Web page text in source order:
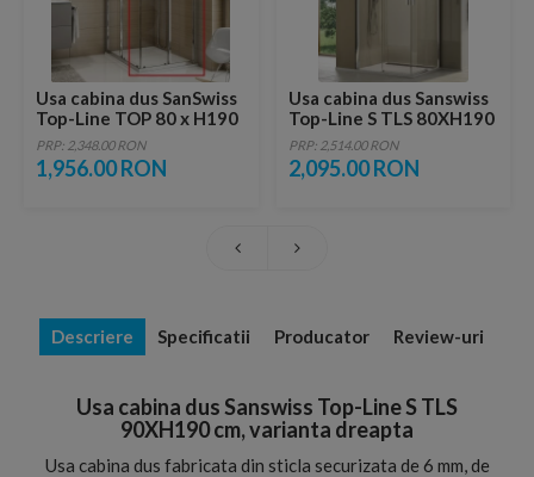
Usa cabina dus SanSwiss
Top-Line TOP 80 x H190
cm
PRP: 2,348.00 RON
1,956.00 RON
Usa cabina dus Sanswiss
Top-Line S TLS 80XH190
cm, varianta stanga
PRP: 2,514.00 RON
2,095.00 RON
Descriere Specificatii Producator Review-uri
Usa cabina dus Sanswiss Top-Line S TLS
90XH190 cm, varianta dreapta
Usa cabina dus fabricata din sticla securizata de 6 mm, de